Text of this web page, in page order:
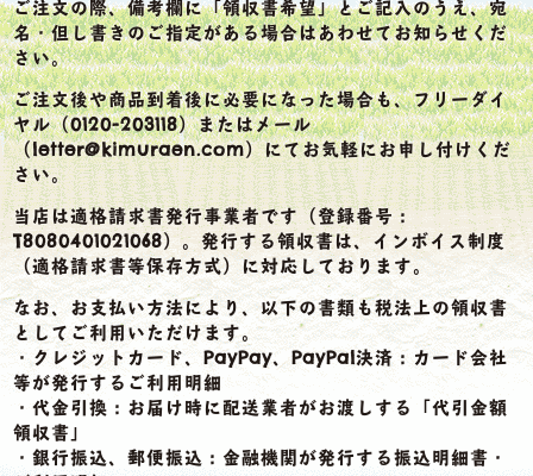
ご注文の際、備考欄に「領収書希望」とご記入のうえ、宛
名・但し書きのご指定がある場合はあわせてお知らせくだ
さい。
ご注文後や商品到着後に必要になった場合も、フリーダイ
ヤル（0120-203118）またはメール
（letter@kimuraen.com）にてお気軽にお申し付けくだ
さい。
当店は適格請求書発行事業者です（登録番号：
T8080401021068）。発行する領収書は、インボイス制度
（適格請求書等保存方式）に対応しております。
なお、お支払い方法により、以下の書類も税法上の領収書
としてご利用いただけます。
・クレジットカード、PayPay、PayPal決済：カード会社
等が発行するご利用明細
・代金引換：お届け時に配送業者がお渡しする「代引金額
領収書」
・銀行振込、郵便振込：金融機関が発行する振込明細書・